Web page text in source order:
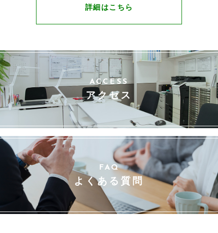
詳細はこちら
ACCESS
アクセス
FAQ
よくある質問